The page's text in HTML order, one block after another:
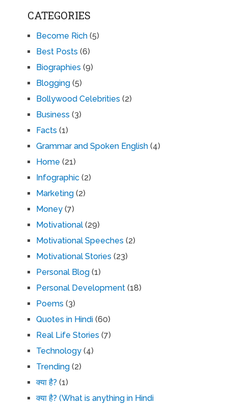
CATEGORIES
Become Rich(5)
Best Posts (6)
Biographies (9)
Blogging(5)
Bollywood Celebrities (2)
Business (3)
Facts (1)
Grammar and Spoken English(4)
Home (21)
Infographic(2)
Marketing(2)
Money(7)
Motivational(29)
Motivational Speeches (2)
Motivational Stories (23)
Personal Blog(1)
Personal Development(18)
Poems (3)
Quotes in Hindi(60)
Real Life Stories (7)
Technology(4)
Trending(2)
क्या है? (1)
क्या है? (What is anything in Hindi